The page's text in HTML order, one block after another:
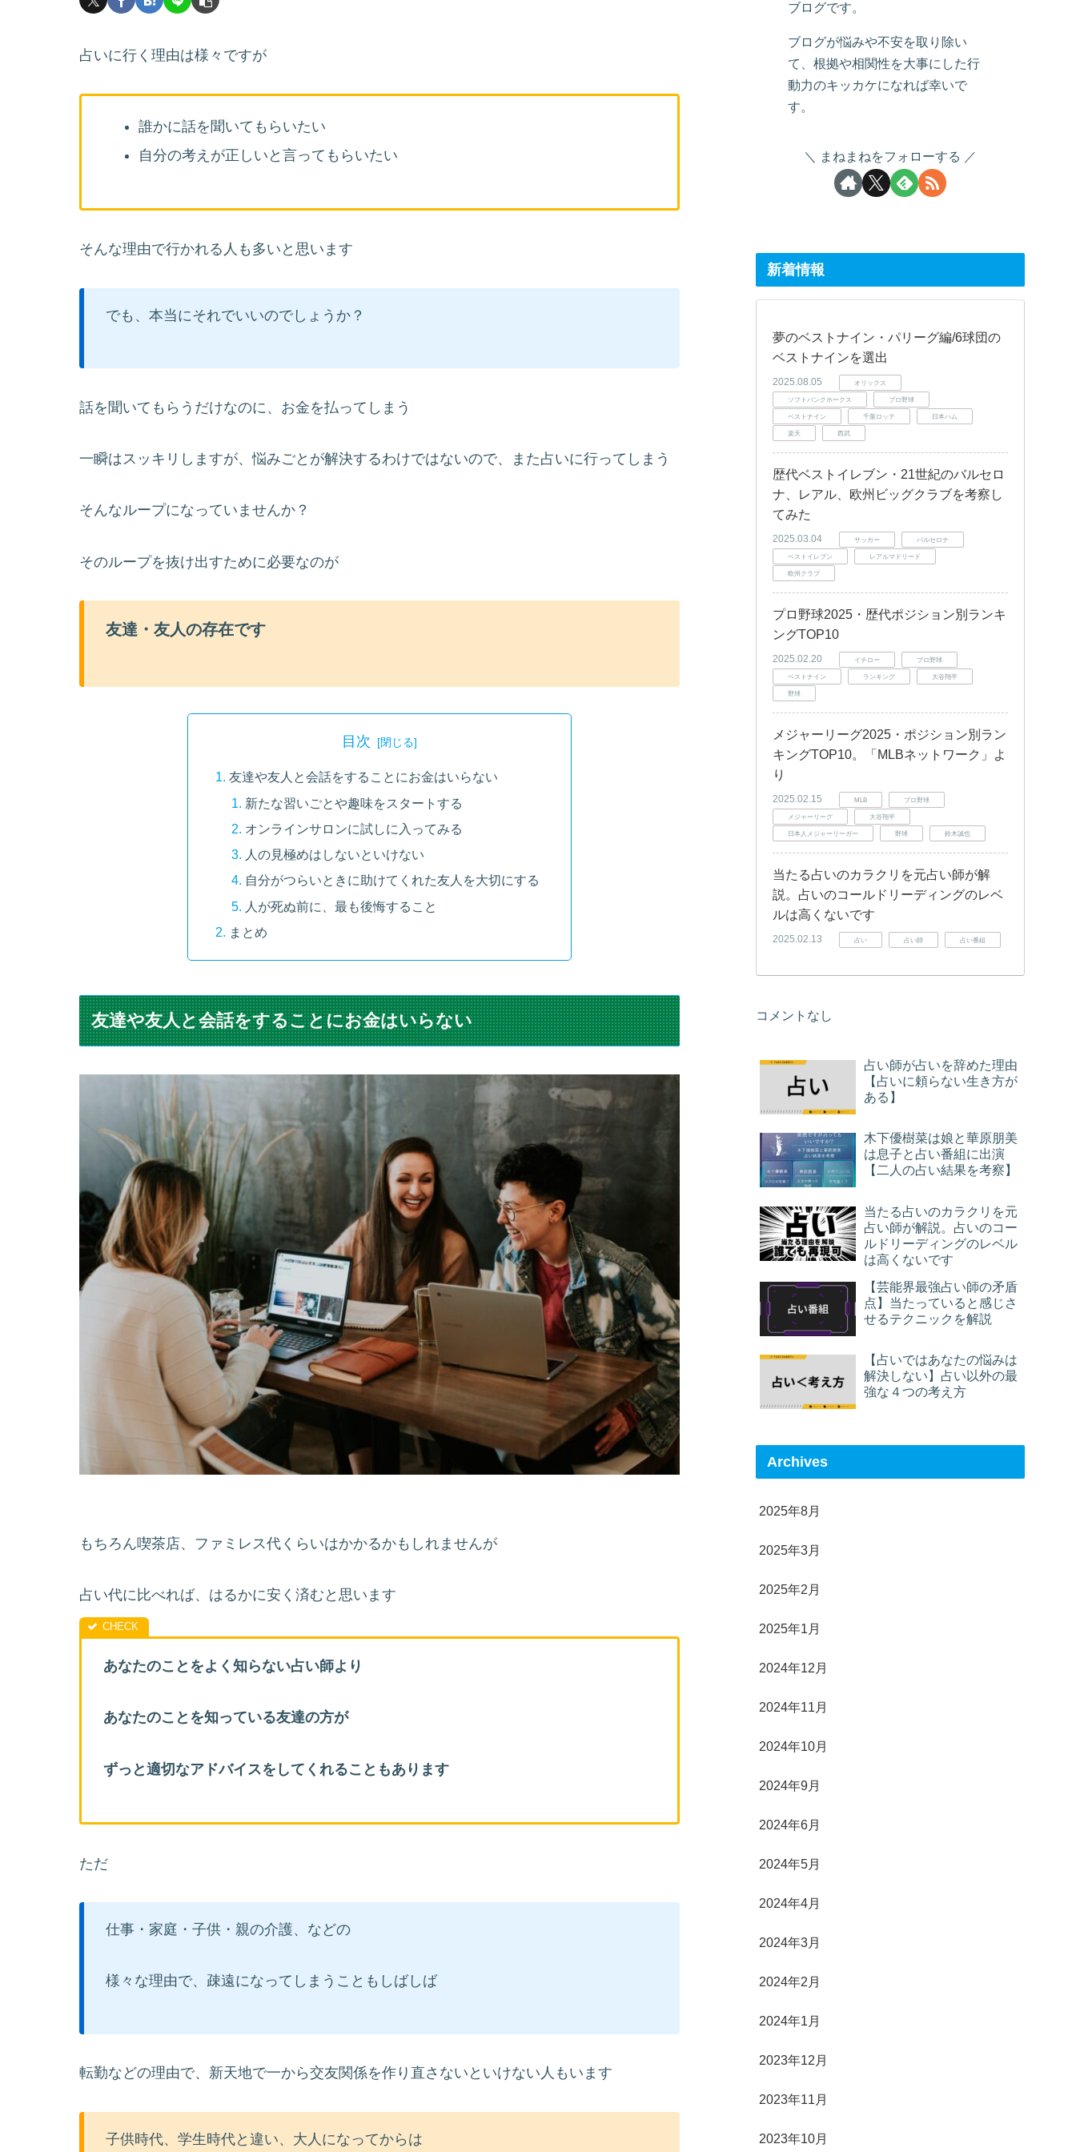
占いに行く理由は様々ですが
誰かに話を聞いてもらいたい
自分の考えが正しいと言ってもらいたい
そんな理由で行かれる人も多いと思います
でも、本当にそれでいいのでしょうか？
話を聞いてもらうだけなのに、お金を払ってしまう
一瞬はスッキリしますが、悩みごとが解決するわけではないので、また占いに行ってしまう
そんなループになっていませんか？
そのループを抜け出すために必要なのが
友達・友人の存在です
目次
友達や友人と会話をすることにお金はいらない
新たな習いごとや趣味をスタートする
オンラインサロンに試しに入ってみる
人の見極めはしないといけない
自分がつらいときに助けてくれた友人を大切にする
人が死ぬ前に、最も後悔すること
まとめ
友達や友人と会話をすることにお金はいらない
もちろん喫茶店、ファミレス代くらいはかかるかもしれませんが
占い代に比べれば、はるかに安く済むと思います
あなたのことをよく知らない占い師より
あなたのことを知っている友達の方が
ずっと適切なアドバイスをしてくれることもあります
ただ
仕事・家庭・子供・親の介護、などの
様々な理由で、疎遠になってしまうこともしばしば
転勤などの理由で、新天地で一から交友関係を作り直さないといけない人もいます
子供時代、学生時代と違い、大人になってからは
ブログです。
ブログが悩みや不安を取り除い
て、根拠や相関性を大事にした行
動力のキッカケになれば幸いで
す。
まねまねをフォローする
新着情報
夢のベストナイン・パリーグ編/6球団の
ベストナインを選出
2025.08.05 オリックス
ソフトバンクホークス プロ野球
ベストナイン 千葉ロッテ 日本ハム
楽天 西武
歴代ベストイレブン・21世紀のバルセロ
ナ、レアル、欧州ビッグクラブを考察し
てみた
2025.03.04 サッカー バルセロナ
ベストイレブン レアルマドリード
欧州クラブ
プロ野球2025・歴代ポジション別ランキ
ングTOP10
2025.02.20 イチロー プロ野球
ベストナイン ランキング 大谷翔平
野球
メジャーリーグ2025・ポジション別ラン
キングTOP10。「MLBネットワーク」よ
り
2025.02.15 MLB プロ野球
メジャーリーグ 大谷翔平
日本人メジャーリーガー 野球 鈴木誠也
当たる占いのカラクリを元占い師が解
説。占いのコールドリーディングのレベ
ルは高くないです
2025.02.13 占い 占い師 占い番組
コメントなし
占い師が占いを辞めた理由
【占いに頼らない生き方が
ある】
木下優樹菜は娘と華原朋美
は息子と占い番組に出演
【二人の占い結果を考察】
当たる占いのカラクリを元
占い師が解説。占いのコー
ルドリーディングのレベル
は高くないです
【芸能界最強占い師の矛盾
点】当たっていると感じさ
せるテクニックを解説
【占いではあなたの悩みは
解決しない】占い以外の最
強な４つの考え方
Archives
2025年8月
2025年3月
2025年2月
2025年1月
2024年12月
2024年11月
2024年10月
2024年9月
2024年6月
2024年5月
2024年4月
2024年3月
2024年2月
2024年1月
2023年12月
2023年11月
2023年10月